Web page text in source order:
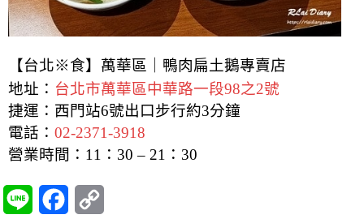
【台北※食】萬華區｜鴨肉扁土鵝專賣店
地址： 台北市萬華區中華路一段98之2號
捷運：西門站6號出口步行約3分鐘
電話： 02-2371-3918
營業時間：11：30 – 21：30